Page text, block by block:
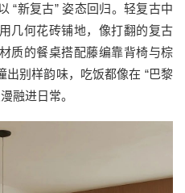
“新复古” 姿态回归。轻复古中
几何花砖铺地，像打翻的复古
质的餐桌搭配藤编靠背椅与棕
别样韵味，吃饭都像在 “巴黎
融进日常。